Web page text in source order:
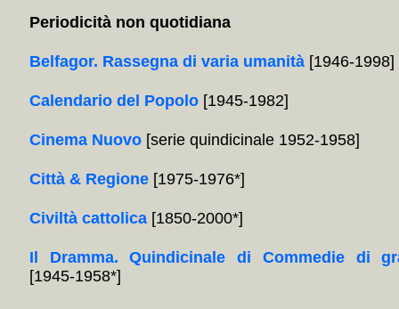
Periodicità non quotidiana
Belfagor. Rassegna di varia umanità [1946-1998]
Calendario del Popolo [1945-1982]
Cinema Nuovo [serie quindicinale 1952-1958]
Città & Regione [1975-1976*]
Civiltà cattolica [1850-2000*]
Il Dramma. Quindicinale di Commedie di
[1945-1958*]